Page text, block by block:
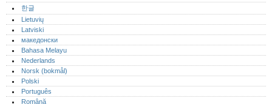
한글
Lietuvių
Latviski
македонски
Bahasa Melayu
Nederlands
Norsk (bokmål)‎
Polski
Português‎
Română